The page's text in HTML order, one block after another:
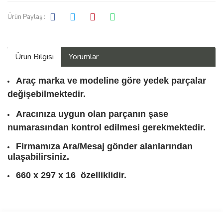
Ürün Paylaş :
Ürün Bilgisi Yorumlar
Araç marka ve modeline göre yedek parçalar
değişebilmektedir.
Aracınıza uygun olan parçanın şase
numarasından kontrol edilmesi gerekmektedir.
Firmamıza Ara/Mesaj gönder alanlarından
ulaşabilirsiniz.
660 x 297 x 16 özelliklidir.